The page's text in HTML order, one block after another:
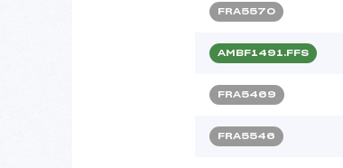
FRA5570
AMBF1491.FFS
FRA5469
FRA5546